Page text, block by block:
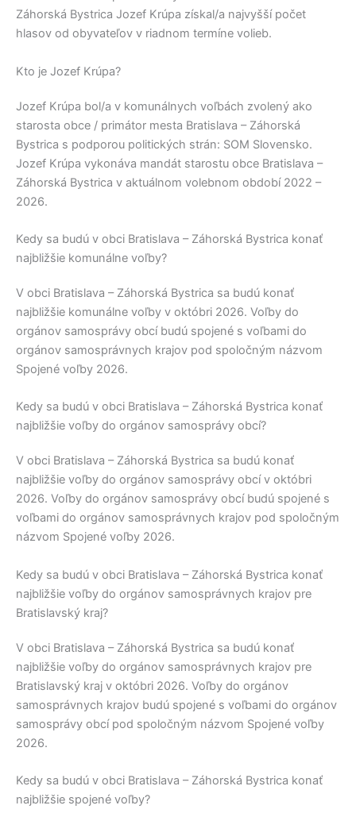
Záhorská Bystrica Jozef Krúpa získal/a najvyšší počet
hlasov od obyvateľov v riadnom termíne volieb.
Kto je Jozef Krúpa?
Jozef Krúpa bol/a v komunálnych voľbách zvolený ako
starosta obce / primátor mesta Bratislava – Záhorská
Bystrica s podporou politických strán: SOM Slovensko.
Jozef Krúpa vykonáva mandát starostu obce Bratislava –
Záhorská Bystrica v aktuálnom volebnom období 2022 –
2026.
Kedy sa budú v obci Bratislava – Záhorská Bystrica konať
najbližšie komunálne voľby?
V obci Bratislava – Záhorská Bystrica sa budú konať
najbližšie komunálne voľby v októbri 2026. Voľby do
orgánov samosprávy obcí budú spojené s voľbami do
orgánov samosprávnych krajov pod spoločným názvom
Spojené voľby 2026.
Kedy sa budú v obci Bratislava – Záhorská Bystrica konať
najbližšie voľby do orgánov samosprávy obcí?
V obci Bratislava – Záhorská Bystrica sa budú konať
najbližšie voľby do orgánov samosprávy obcí v októbri
2026. Voľby do orgánov samosprávy obcí budú spojené s
voľbami do orgánov samosprávnych krajov pod spoločným
názvom Spojené voľby 2026.
Kedy sa budú v obci Bratislava – Záhorská Bystrica konať
najbližšie voľby do orgánov samosprávnych krajov pre
Bratislavský kraj?
V obci Bratislava – Záhorská Bystrica sa budú konať
najbližšie voľby do orgánov samosprávnych krajov pre
Bratislavský kraj v októbri 2026. Voľby do orgánov
samosprávnych krajov budú spojené s voľbami do orgánov
samosprávy obcí pod spoločným názvom Spojené voľby
2026.
Kedy sa budú v obci Bratislava – Záhorská Bystrica konať
najbližšie spojené voľby?